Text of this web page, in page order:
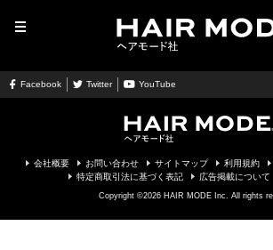
Facebook Twitter YouTube
会社概要 お問い合わせ サイトマップ 利用規約
特定商取引法に基づく表記
広告掲載について
Copyright ©2026 HAIR MODE Inc. All rights